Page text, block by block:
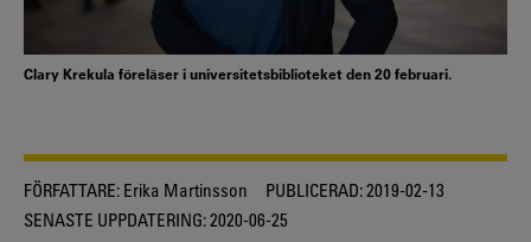
Clary Krekula föreläser i universitetsbiblioteket den 20 februari.
FÖRFATTARE: Erika Martinsson PUBLICERAD:2019-02-13
SENASTE UPPDATERING:2020-06-25